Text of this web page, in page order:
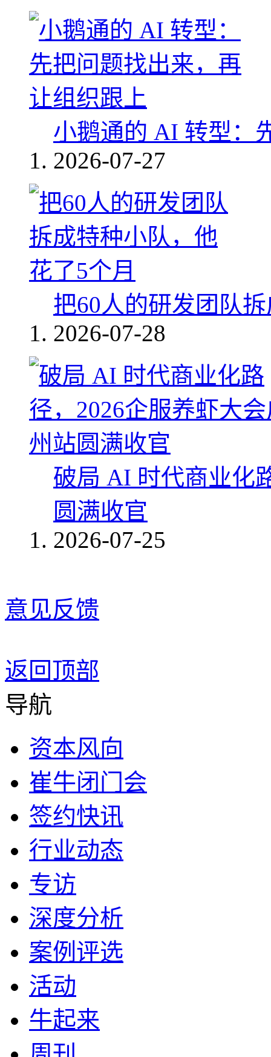
小鹅通的 AI 转型：
2026-07-27
把60人的研发团队
2026-07-28
破局 AI 时代商业化
圆满收官
2026-07-25
意见反馈
返回顶部
导航
资本风向
崔牛闭门会
签约快讯
行业动态
专访
深度分析
案例评选
活动
牛起来